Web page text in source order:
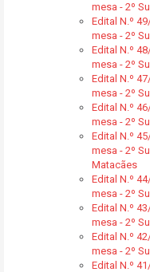
mesa - 2º
Edital N.º
mesa - 2º
Edital N.º
mesa - 2º
Edital N.º
mesa - 2º
Edital N.º
mesa - 2º
Edital N.º
mesa - 2º
Matacães
Edital N.º
mesa - 2º
Edital N.º
mesa - 2º
Edital N.º
mesa - 2º
Edital N.º